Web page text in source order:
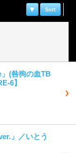
Sort
(咎狗の血TB
6】
」／いとう